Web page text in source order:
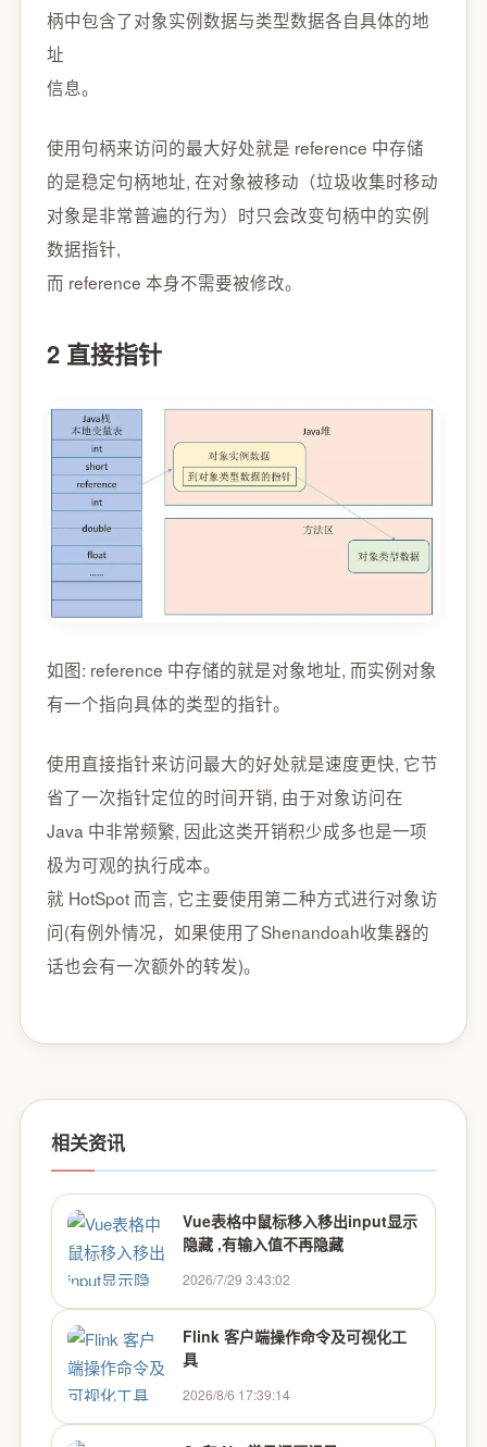
柄中包含了对象实例数据与类型数据各自具体的地
址
信息。
使用句柄来访问的最大好处就是 reference 中存储
的是稳定句柄地址, 在对象被移动（垃圾收集时移动
对象是非常普遍的行为）时只会改变句柄中的实例
数据指针,
而 reference 本身不需要被修改。
2 直接指针
如图: reference 中存储的就是对象地址, 而实例对象
有一个指向具体的类型的指针。
使用直接指针来访问最大的好处就是速度更快, 它节
省了一次指针定位的时间开销, 由于对象访问在
Java 中非常频繁, 因此这类开销积少成多也是一项
极为可观的执行成本。
就 HotSpot 而言, 它主要使用第二种方式进行对象访
问(有例外情况，如果使用了Shenandoah收集器的
话也会有一次额外的转发)。
相关资讯
Vue表格中鼠标移入移出input显示
隐藏 ,有输入值不再隐藏
2026/7/29 3:43:02
Flink 客户端操作命令及可视化工
具
2026/8/6 17:39:14